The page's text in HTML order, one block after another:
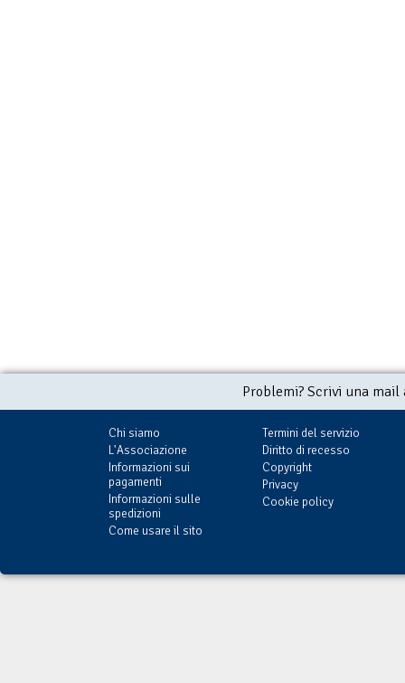
Problemi? Scrivi una
Chi siamo
L'Associazione
Informazioni sui
pagamenti
Informazioni sulle
spedizioni
Come usare il sito
Termini del servizio
Diritto di recesso
Copyright
Privacy
Cookie policy